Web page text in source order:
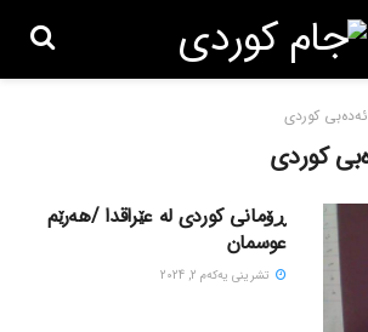
کوردی
کوردی
ڕۆمانی کوردی لە عێراقدا /هەرێم
عوسمان
تشرینی یه‌كه‌م 2, 2024